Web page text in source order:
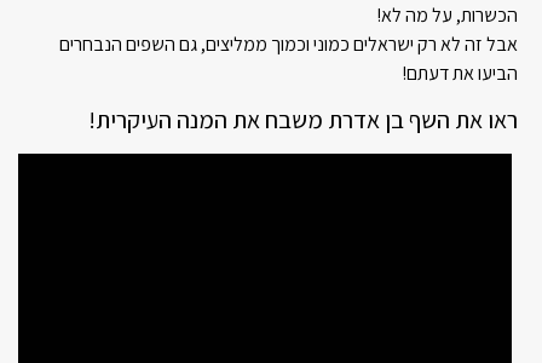
הכשרות, על מה לא!
אבל זה לא רק ישראלים כמוני וכמוך ממליצים, גם השפים הנבחרים
הביעו את דעתם!
ראו את השף בן אדרת משבח את המנה העיקרית!